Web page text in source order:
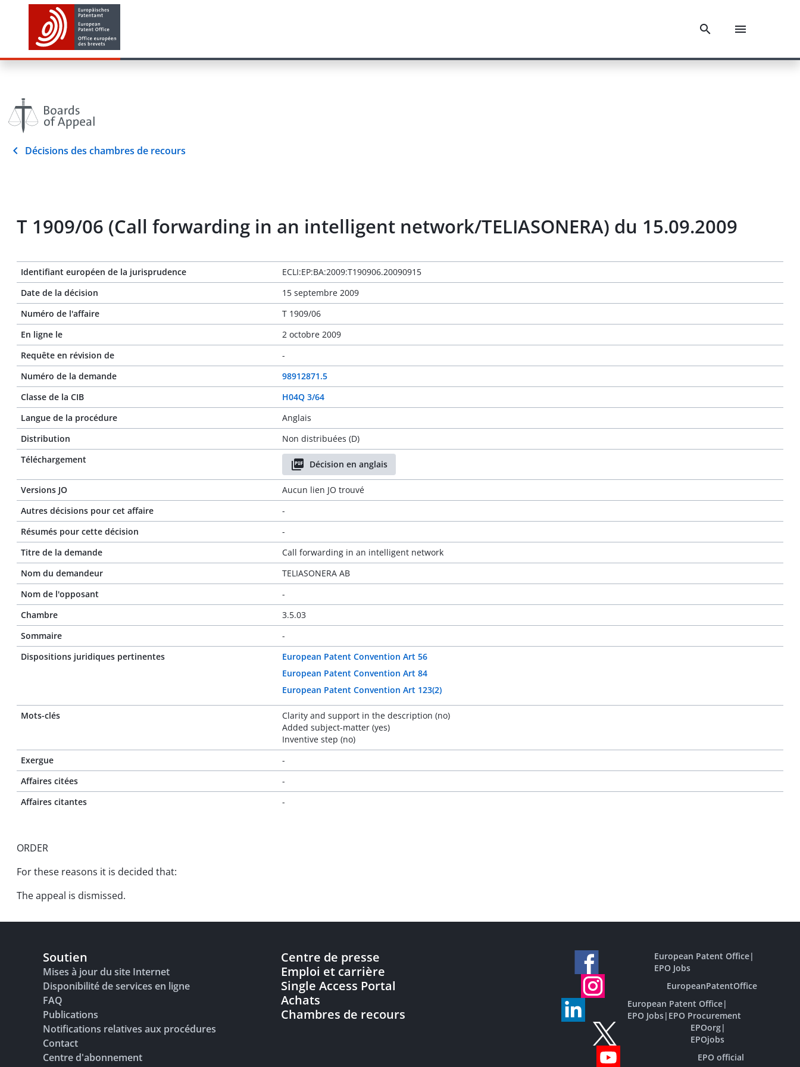
Décisions des chambres de recours
T 1909/06 (Call forwarding in an intelligent network/TELIASONERA) du 15.09.2009
Identifiant européen de la jurisprudence
ECLI:EP:BA:2009:T190906.20090915
Date de la décision
15 septembre 2009
Numéro de l'affaire
T 1909/06
En ligne le
2 octobre 2009
Requête en révision de
-
Numéro de la demande
98912871.5
Classe de la CIB
H04Q 3/64
Langue de la procédure
Anglais
Distribution
Non distribuées (D)
Téléchargement
Décision en anglais
Versions JO
Aucun lien JO trouvé
Autres décisions pour cet affaire
-
Résumés pour cette décision
-
Titre de la demande
Call forwarding in an intelligent network
Nom du demandeur
TELIASONERA AB
Nom de l'opposant
-
Chambre
3.5.03
Sommaire
-
Dispositions juridiques pertinentes
European Patent Convention Art 56
European Patent Convention Art 84
European Patent Convention Art 123(2)
Mots-clés
Clarity and support in the description (no)
Added subject-matter (yes)
Inventive step (no)
Exergue
-
Affaires citées
-
Affaires citantes
-
ORDER
For these reasons it is decided that:
The appeal is dismissed.
Soutien
Mises à jour du site Internet
Disponibilité de services en ligne
FAQ
Publications
Notifications relatives aux procédures
Contact
Centre d'abonnement
Centre de presse
Emploi et carrière
Single Access Portal
Achats
Chambres de recours
European Patent Office|
EPO Jobs
EuropeanPatentOffice
European Patent Office|
EPO Jobs| EPO Procurement
EPOorg|
EPOjobs
EPO official